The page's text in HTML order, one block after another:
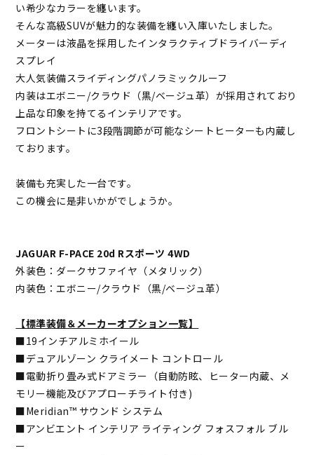
い希少なカラーを纏います。
そんな高級SUVが魅力的な装備を纏い入庫いたしました。
メーターは液晶を採用したインタラクティブドライバーディ
スプレイ
大人気装備スライディングパノラミックルーフ
内装はエボニー/クラウド（黒/ベージュ革）が採用されており
上品な印象を持てるインテリアです。
フロントシートに3段階調節が可能なシートヒーターも内蔵し
ております。
装備も充実した一台です。
この機会に是非いかがでしょうか。
JAGUAR F-PACE 20d Rスポーツ 4WD
外装色：ダークサファイヤ（メタリック）
内装色：エボニー/クラウド（黒/ベージュ革）
【標準装備＆メーカーオプション一覧】
■19インチアルミホイール
■デュアルゾーン クライメート コントロール
■電動折り畳み式ドアミラー（自動防眩、ヒーター内蔵、メ
モリー機能及びアプローチライト付き)
■Meridian™ サウンド システム
■アンビエント インテリア ライティング フォスフォル ブル
ー